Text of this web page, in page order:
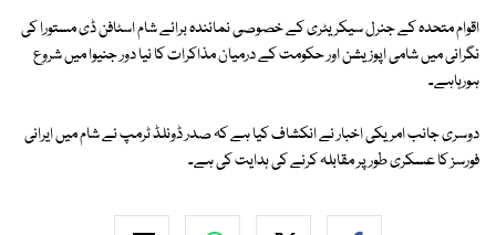
اقوام متحدہ کے جنرل سیکریٹری کے خصوصی نمائندہ برائے شام اسٹافن ڈی مستورا کی
نگرانی میں شامی اپوزیشن اور حکومت کے درمیان مذاکرات کا نیا دور جنیوا میں شروع
ہورہاہے۔
دوسری جانب امریکی اخبار نے انکشاف کیا ہے کہ صدر ڈونلڈ ٹرمپ نے شام میں ایرانی
فورسز کا عسکری طور پر مقابلہ کرنے کی ہدایت کی ہے۔